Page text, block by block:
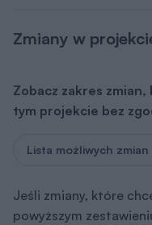
Zmiany w
Zobacz zakres
tym projekcie bez
Lista możliwych zmian
Jeśli zmiany, które
powyższym